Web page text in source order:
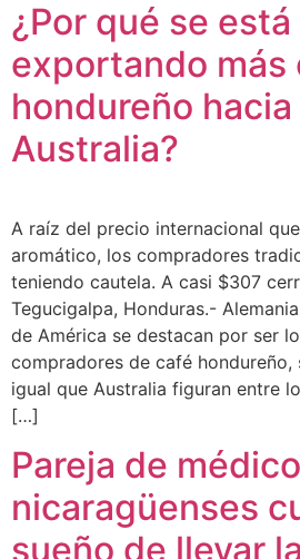
¿Por qué se está
exportando más
hondureño
Australia?
A raíz del precio internacional
aromático, los compradores
teniendo cautela. A casi $307
Tegucigalpa, Honduras.-
de América se destacan por ser
compradores de café hondureño,
igual que Australia figuran entre
[…]
Pareja de
nicaragüenses
sueño de llevar la